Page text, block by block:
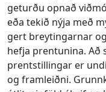
geturðu opnað
eða tekið nýja með
gert breytingarnar
hefja prentunina. Að
prentstillingar er
og framleiðni.